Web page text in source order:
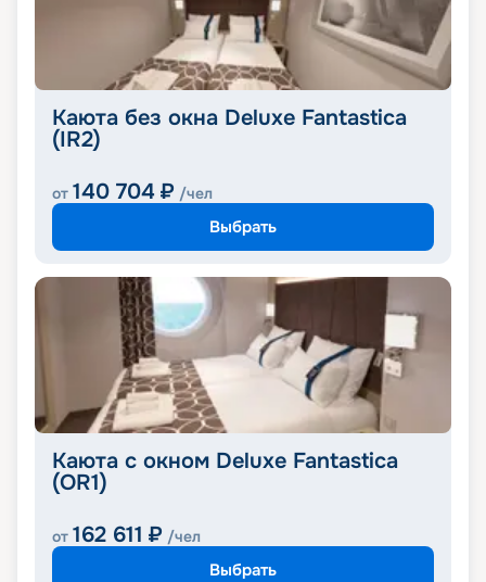
Каюта без окна Deluxe Fantastica
(IR2)
от 140 704 ₽ /чел
Выбрать
Каюта с окном Deluxe Fantastica
(OR1)
от 162 611 ₽ /чел
Выбрать